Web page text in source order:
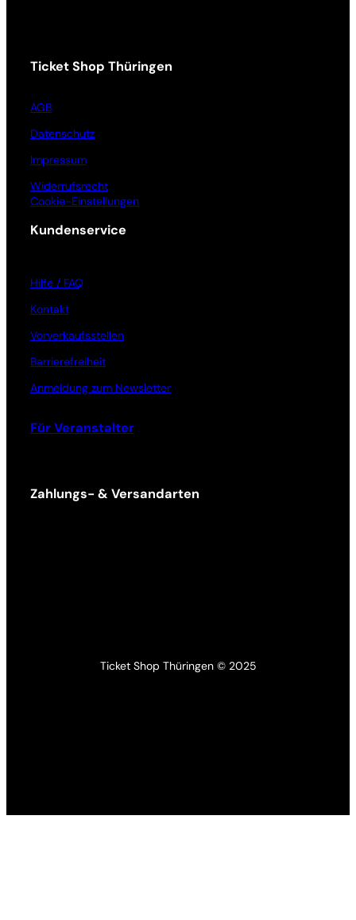
Ticket Shop Thüringen
AGB
Datenschutz
Impressum
Widerrufsrecht
Cookie-Einstellungen
Kundenservice
Hilfe / FAQ
Kontakt
Vorverkaufsstellen
Barrierefreiheit
Anmeldung zum Newsletter
Für Veranstalter
Zahlungs- & Versandarten
Ticket Shop Thüringen © 2025